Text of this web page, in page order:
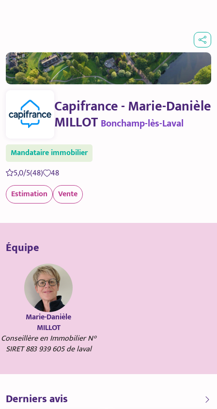
Capifrance - Marie-Danièle
MILLOT Bonchamp-lès-Laval
Mandataire immobilier
5,0/5(48)
48
Estimation
Vente
Équipe
Marie-Danièle
MILLOT
Conseillère en Immobilier N°
SIRET 883 939 605 de laval
Derniers avis